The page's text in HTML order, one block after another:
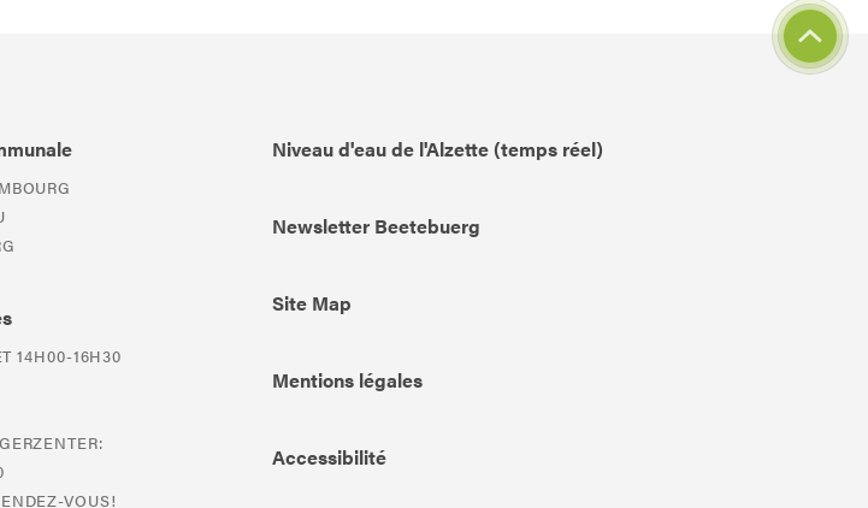
14H00-16H30
VOUS!
Niveau d'eau de l'Alzette (temps réel)
Newsletter Beetebuerg
Site Map
Mentions légales
Accessibilité